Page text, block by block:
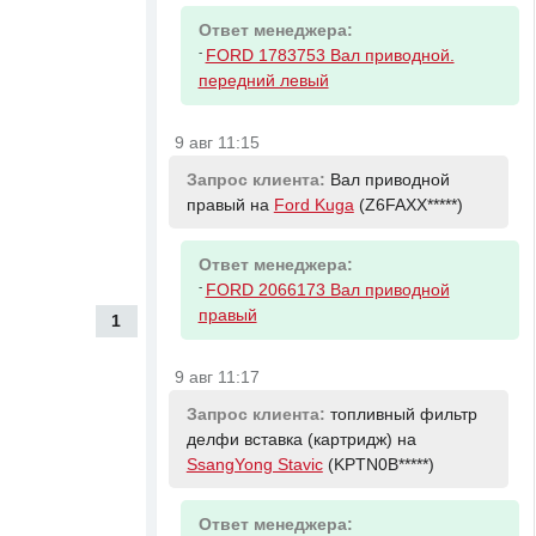
1
Ответ менеджера:
- FORD 1783753 Вал приводной.
передний левый
9 авг 11:15
Запрос клиента: Вал приводной
правый на Ford Kuga (Z6FAXX*****)
Ответ менеджера:
- FORD 2066173 Вал приводной
правый
9 авг 11:17
Запрос клиента: топливный фильтр
делфи вставка (картридж) на
SsangYong Stavic(KPTN0B*****)
Ответ менеджера: